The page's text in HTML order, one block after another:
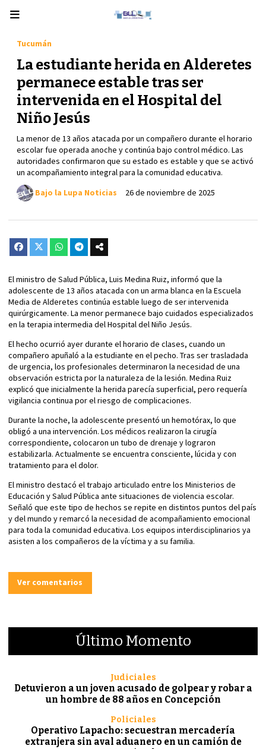
La estudiante herida en Alderetes
permanece estable tras ser
intervenida en el Hospital del
Niño Jesús
La menor de 13 años atacada por un compañero durante el horario
escolar fue operada anoche y continúa bajo control médico. Las
autoridades confirmaron que su estado es estable y que se activó
un acompañamiento integral para la comunidad educativa.
Tucumán
26 de noviembre de 2025
Bajo la Lupa Noticias
El ministro de Salud Pública, Luis Medina Ruiz, informó que la
adolescente de 13 años atacada con un arma blanca en la Escuela
Media de Alderetes continúa estable luego de ser intervenida
quirúrgicamente. La menor permanece bajo cuidados especializados
en la terapia intermedia del Hospital del Niño Jesús.
El hecho ocurrió ayer durante el horario de clases, cuando un
compañero apuñaló a la estudiante en el pecho. Tras ser trasladada
de urgencia, los profesionales determinaron la necesidad de una
observación estricta por la naturaleza de la lesión. Medina Ruiz
explicó que inicialmente la herida parecía superficial, pero requería
vigilancia continua por el riesgo de complicaciones.
Durante la noche, la adolescente presentó un hemotórax, lo que
obligó a una intervención. Los médicos realizaron la cirugía
correspondiente, colocaron un tubo de drenaje y lograron
estabilizarla. Actualmente se encuentra consciente, lúcida y con
tratamiento para el dolor.
El ministro destacó el trabajo articulado entre los Ministerios de
Educación y Salud Pública ante situaciones de violencia escolar.
Señaló que este tipo de hechos se repite en distintos puntos del país
y del mundo y remarcó la necesidad de acompañamiento emocional
para toda la comunidad educativa. Los equipos interdisciplinarios ya
asisten a los compañeros de la víctima y a su familia.
Ver comentarios
Último Momento
Detuvieron a un joven acusado de golpear y robar a
un hombre de 88 años en Concepción
Judiciales
Operativo Lapacho: secuestran mercadería
extranjera sin aval aduanero en un camión de
Policiales